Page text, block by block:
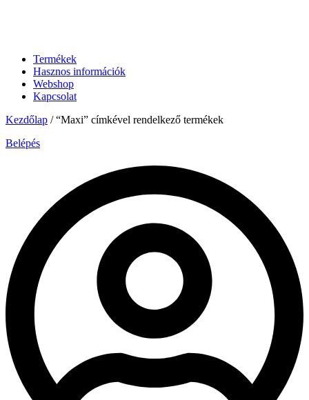
Termékek
Hasznos információk
Webshop
Kapcsolat
Kezdőlap / “Maxi” címkével rendelkező termékek
Belépés